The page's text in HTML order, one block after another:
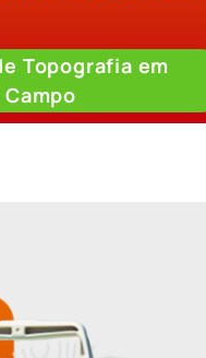
Topografia em